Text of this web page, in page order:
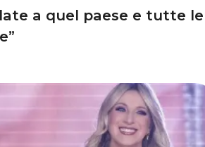
a quel paese e tutte le